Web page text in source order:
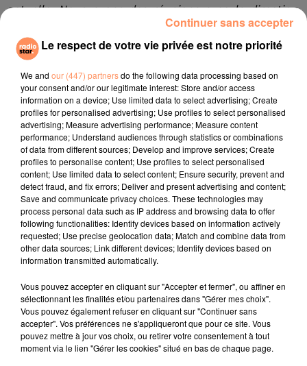
actuelle. Nous avons des réunions avec la direction,
dont une du comité social et économique prévue
mardi 10 mars et dont l'ordre du jour a été modifié
pour évoquer le coronavirus. La médecine du travail
est aux côtés des salariés."
La direction d'Euro Disney indique que ce salarié n'a
jamais été en contact avec les visiteurs puisqu'il
travaille de nuit quand le parc est fermé. Il était en
arrêt maladie depuis plusieurs jours car il ne se
sentait pas très bien. Et puis, dimanche, il a
effectivement été diagnostiqué positif.
Malgré ce premier cas, Disneyland Paris reste ouvert
ce lundi.
fil actus
4 juillet 2022
Radio Star Live avec Dadju
27 juin 2022
Marseille : une application pour mettre en
Le respect de votre vie privée est notre priorité
We and our (447) partnersdo the following data processing based on
your consent and/or our legitimate interest: Store and/or access
information on a device; Use limited data to select advertising; Create
profiles for personalised advertising; Use profiles to select personalised
advertising; Measure advertising performance; Measure content
performance; Understand audiences through statistics or combinations
of data from different sources; Develop and improve services; Create
profiles to personalise content; Use profiles to select personalised
content; Use limited data to select content; Ensure security, prevent and
detect fraud, and fix errors; Deliver and present advertising and content;
Save and communicate privacy choices. These technologies may
process personal data such as IP address and browsing data to offer
following functionalities: Identify devices based on information actively
requested; Use precise geolocation data; Match and combine data from
other data sources; Link different devices; Identify devices based on
information transmitted automatically.
Vous pouvez accepter en cliquant sur "Accepter et fermer", ou affiner en
sélectionnant les finalités et/ou partenaires dans "Gérer mes choix".
Vous pouvez également refuser en cliquant sur "Continuer sans
accepter". Vos préférences ne s'appliqueront que pour ce site. Vous
pouvez mettre à jour vos choix, ou retirer votre consentement à tout
moment via le lien "Gérer les cookies" situé en bas de chaque page.
Continuer sans accepter